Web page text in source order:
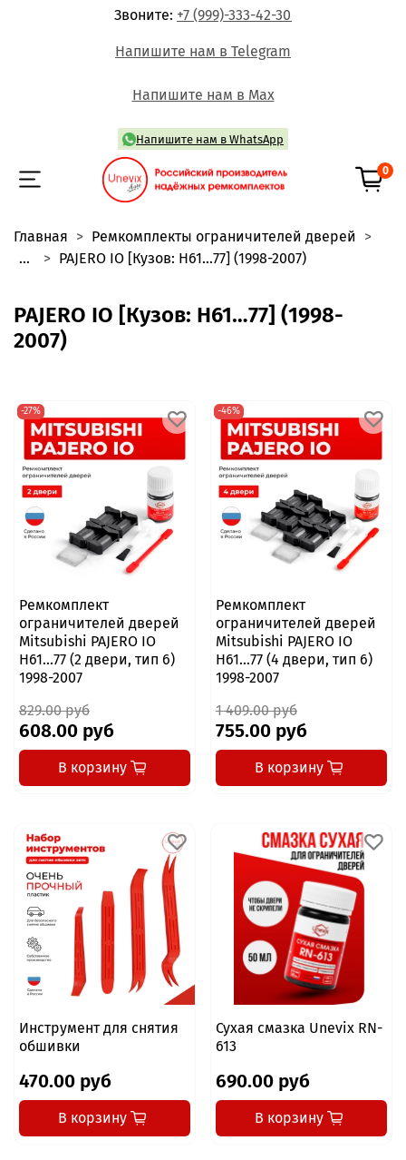
Звоните: +7 (999)-333-42-30
Напишите нам в Telegram
Напишите нам в Max
Напишите нам в WhatsApp
0
Главная
Ремкомплекты ограничителей дверей
...
PAJERO IO [Кузов: H61…77] (1998-2007)
PAJERO IO [Кузов: H61…77] (1998-
2007)
-27%
Ремкомплект
ограничителей дверей
Mitsubishi PAJERO IO
H61...77 (2 двери, тип 6)
1998-2007
829.00 руб
608.00 руб
В корзину
-46%
Ремкомплект
ограничителей дверей
Mitsubishi PAJERO IO
H61...77 (4 двери, тип 6)
1998-2007
1 409.00 руб
755.00 руб
В корзину
Инструмент для снятия
обшивки
470.00 руб
В корзину
Сухая смазка Unevix RN-
613
690.00 руб
В корзину